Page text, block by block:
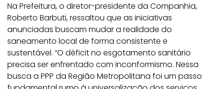
Na Prefeitura, o diretor-presidente da Companhia,
Roberto Barbuti, ressaltou que as iniciativas
anunciadas buscam mudar a realidade do
saneamento local de forma consistente e
sustentável. “O déficit no esgotamento sanitário
precisa ser enfrentado com inconformismo. Nessa
busca a PPP da Região Metropolitana foi um passo